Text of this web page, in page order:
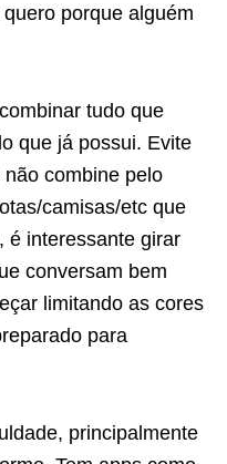
porque alguém
tudo que
que já possui. Evite
combine pelo
camisas/etc que
é interessante girar
conversam bem
limitando as cores
para
principalmente